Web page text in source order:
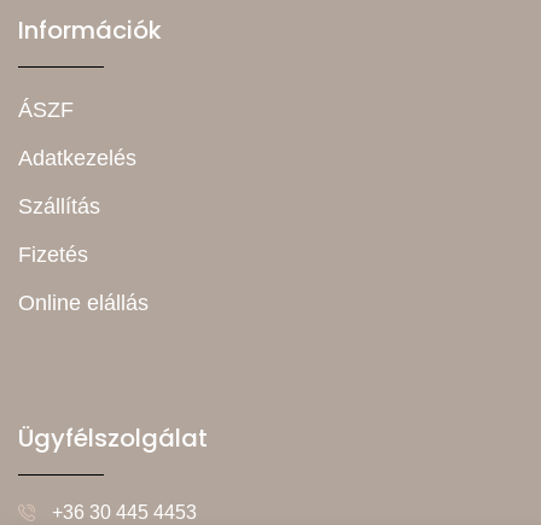
Információk
ÁSZF
Adatkezelés
Szállítás
Fizetés
Online elállás
Ügyfélszolgálat
+36 30 445 4453